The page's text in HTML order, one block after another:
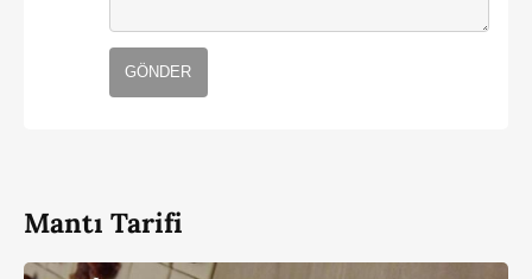
GÖNDER
Mantı Tarifi